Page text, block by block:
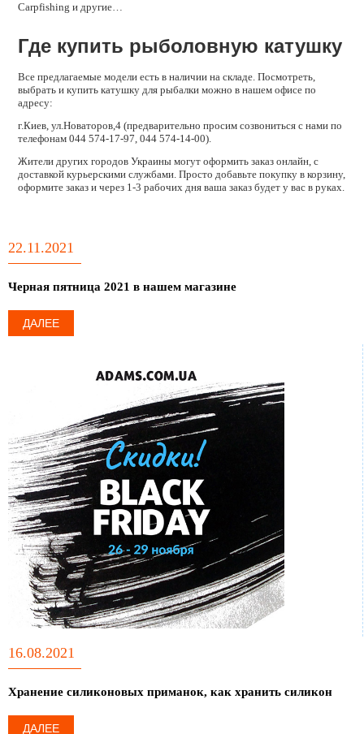
Carpfishing и другие…
Где купить рыболовную катушку
Все предлагаемые модели есть в наличии на складе. Посмотреть,
выбрать и купить катушку для рыбалки можно в нашем офисе по
адресу:
г.Киев, ул.Новаторов,4 (предварительно просим созвониться с нами по
телефонам 044 574-17-97, 044 574-14-00).
Жители других городов Украины могут оформить заказ онлайн, с
доставкой курьерскими службами. Просто добавьте покупку в корзину,
оформите заказ и через 1-3 рабочих дня ваша заказ будет у вас в руках.
22.11.2021
Черная пятница 2021 в нашем магазине
ДАЛЕЕ
16.08.2021
Хранение силиконовых приманок, как хранить силикон
ДАЛЕЕ